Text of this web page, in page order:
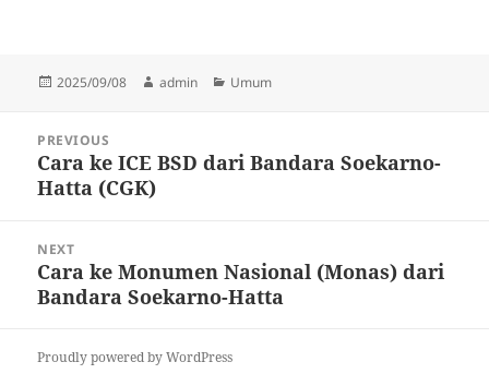
Posted
2025/09/08 Author
admin Categories
Umum
navigation
PREVIOUS
Previous
post:
Cara ke ICE BSD dari Bandara Soekarno-
Hatta (CGK)
NEXT
Next
post:
Cara ke Monumen Nasional (Monas) dari
Bandara Soekarno-Hatta
Proudly powered by WordPress